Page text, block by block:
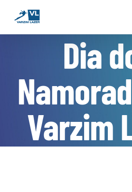
content
Dia
Varzim